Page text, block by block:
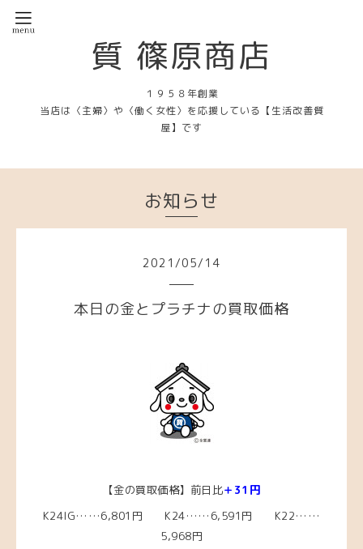
質 篠原商店
１９５８年創業
当店は〈主婦〉や〈働く女性〉を応援している【生活改善質
屋】です
お知らせ
2021 /05/ 14
本日の金とプラチナの買取価格
【金の買取価格】前日比＋31円
K24IG……6,801円 K24……6,591円 K22……
5,968円